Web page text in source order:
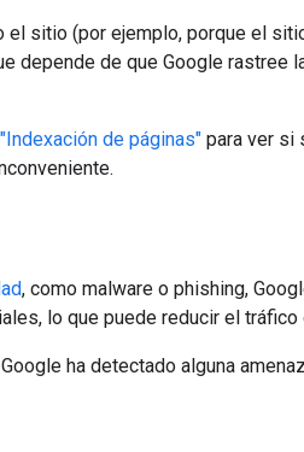
el sitio (por ejemplo, porque el
depende de que Google rastree
de páginas" para ver si
, como malware o phishing,
lo que puede reducir el tráfico
ha detectado alguna